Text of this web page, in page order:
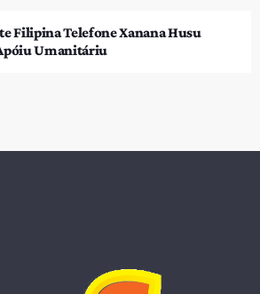
Filipina Telefone Xanana Husu
Umanitáriu